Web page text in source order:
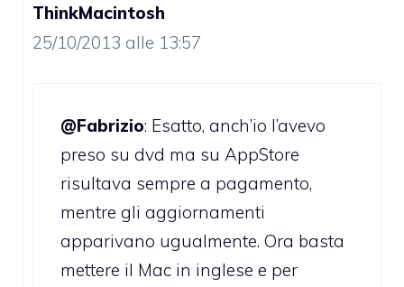
ThinkMacintosh
25/10/2013 alle 13:57
@Fabrizio: Esatto, anch’io l’avevo
preso su dvd ma su AppStore
risultava sempre a pagamento,
mentre gli aggiornamenti
apparivano ugualmente. Ora basta
mettere il Mac in inglese e per